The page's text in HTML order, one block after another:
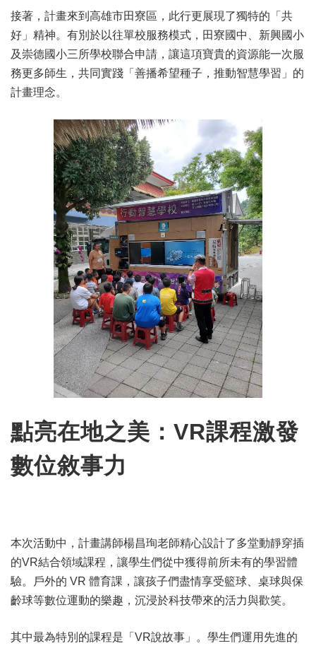
接著，計畫來到高雄市田寮區，此行更展現了獨特的「共
好」精神。有別於以往單校服務模式，田寮國中、新興國小
及崇德國小三所學校聯合申請，讓這項寶貴的資源能一次服
務更多師生，共同實踐「善播希望種子，推動智慧學習」的
計畫理念。
點亮在地之美：VR課程激發
數位敘事力
本次活動中，計畫講師楊昌珣老師精心設計了多堂動靜穿插
的VR結合領域課程，讓學生們從中獲得前所未有的學習體
驗。戶外的 VR 體育課，讓孩子們盡情享受籃球、桌球與保
齡球等數位運動的樂趣，沉浸於科技帶來的活力與歡笑。
其中最為特別的課程是「VR說故事」。學生們運用先進的